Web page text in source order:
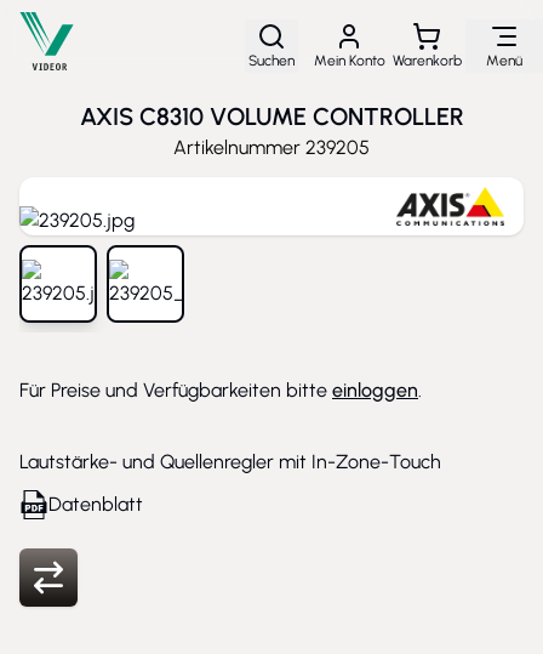
Direkt zum Inhalt
Suchen Mein Konto Warenkorb Menü
AXIS C8310 VOLUME CONTROLLER
Artikelnummer 239205
Lautstärke- und Quellenregler mit In-Zone-Touch
Für Preise und Verfügbarkeiten bitte einloggen.
Datenblatt
View larger image